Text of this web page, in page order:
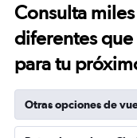
Consulta
diferentes
para tu
Otras opciones de